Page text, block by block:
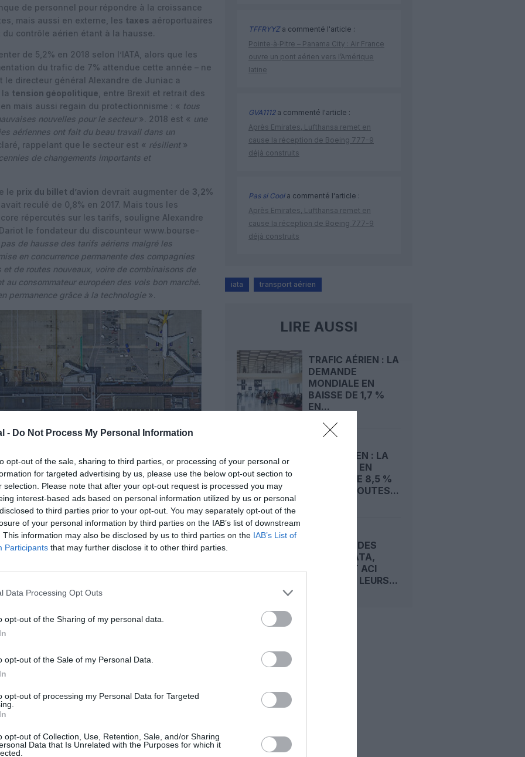
- Do Not Process My Personal Information
opt-out of the sale, sharing to third parties, or processing of your personal or
for targeted advertising by us, please use the below opt-out section to
selection. Please note that after your opt-out request is processed you may
interest-based ads based on personal information utilized by us or personal
to third parties prior to your opt-out. You may separately opt-out of the
of your personal information by third parties on the IAB’s list of downstream
This information may also be disclosed by us to third parties on the IAB’s List of
Participants that may further disclose it to other third parties.
Data Processing Opt Outs
opt-out of the Sharing of my personal data.
opt-out of the Sale of my Personal Data.
opt-out of processing my Personal Data for Targeted
opt-out of Collection, Use, Retention, Sale, and/or Sharing
Data that Is Unrelated with the Purposes for which it
de personnel pour répondre à la croissance
mais aussi en externe, les taxes aéroportuaires
contrôle aérien étant à la hausse.
de 5,2% en 2018 selon l’IATA, alors que les
du trafic de 7% attendue cette année – ne
le directeur général Alexandre de Juniac a
tension géopolitique , entre Brexit et retrait des
mais aussi regain du protectionnisme : « tous
nouvelles pour le secteur». 2018 est « une
aériennes ont fait du beau travail dans un
rappelant que le secteur est « résilient »
de changements importants et
le prix du billet d’avion devrait augmenter de 3,2%
reculé de 0,8% en 2017. Mais tous les
répercutés sur les tarifs, souligne Alexandre
le fondateur du discounteur www.bourse-
de hausse des tarifs aériens malgré les
en concurrence permanente des compagnies
de routes nouveaux, voire de combinaisons de
au consommateur européen des vols bon marché.
permanence grâce à la technologie ».
apprécié l’article ?
SOUTENIR
TFFRYYZa commenté l'article :
Pointe‑à‑Pitre – Panama City : Air France
ouvre un pont aérien vers l’Amérique
latine
GVA1112a commenté l'article :
Après Emirates, Lufthansa remet en
cause la réception de Boeing 777-9
déjà construits
Pas si Coola commenté l'article :
Après Emirates, Lufthansa remet en
cause la réception de Boeing 777-9
déjà construits
iata transport aérien
LIRE AUSSI
TRAFIC AÉRIEN : LA
DEMANDE
MONDIALE EN
BAISSE DE 1,7 %
EN...
FRET AÉRIEN : LA
DEMANDE EN
HAUSSE DE 8,5 %
EN JUIN, TOUTES...
SÉCURITÉ DES
PISTES : IATA,
CANSO ET ACI
UNISSENT LEURS...